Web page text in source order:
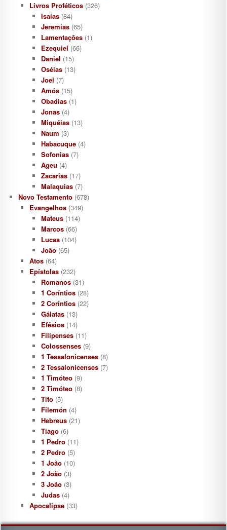
Livros Proféticos (326)
Isaías(84)
Jeremias(65)
Lamentaçôes(1)
Ezequiel (66)
Daniel (15)
Oséias(13)
Joel (7)
Amós(15)
Obadias(1)
Jonas(4)
Miquéias(13)
Naum (3)
Habacuque(4)
Sofonias(7)
Ageu (4)
Zacarias(17)
Malaquias(7)
Novo Testamento(678)
Evangelhos (349)
Mateus(114)
Marcos(66)
Lucas(104)
João(65)
Atos (64)
Epístolas (232)
Romanos(31)
1 Coríntios(28)
2 Coríntios(22)
Gálatas(13)
Efésios(14)
Filipenses(11)
Colossenses(9)
1 Tessalonicenses(8)
2 Tessalonicenses(7)
1 Timóteo(9)
2 Timóteo(8)
Tito(5)
Filemón (4)
Hebreus(21)
Tiago(6)
1 Pedro(11)
2 Pedro(5)
1 João(10)
2 João(3)
3 João(3)
Judas(4)
Apocalipse (33)